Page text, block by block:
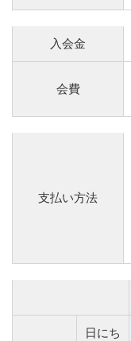
入会金
会費
支払い方法
日にち